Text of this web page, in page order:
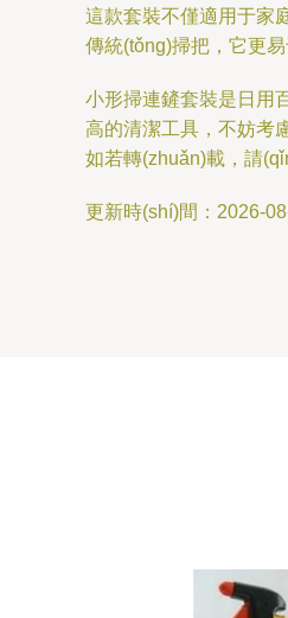
這款套裝不僅適用于家
傳統(tǒng)掃把，它更
小形掃連鏟套裝是日用
高的清潔工具，不妨考
如若轉(zhuǎn)載，請
更新時(shí)間：2026-